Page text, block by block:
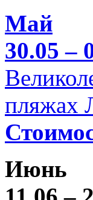
Май
30.05 –
пляжах
Июнь